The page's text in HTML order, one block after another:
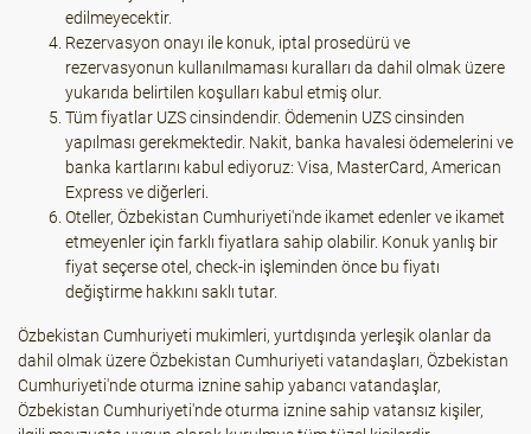
edilmeyecektir.
Rezervasyon onayı ile konuk, iptal prosedürü ve
rezervasyonun kullanılmaması kuralları da dahil olmak üzere
yukarıda belirtilen koşulları kabul etmiş olur.
Tüm fiyatlar UZS cinsindendir. Ödemenin UZS cinsinden
yapılması gerekmektedir. Nakit, banka havalesi ödemelerini ve
banka kartlarını kabul ediyoruz: Visa, MasterCard, American
Express ve diğerleri.
Oteller, Özbekistan Cumhuriyeti'nde ikamet edenler ve ikamet
etmeyenler için farklı fiyatlara sahip olabilir. Konuk yanlış bir
fiyat seçerse otel, check-in işleminden önce bu fiyatı
değiştirme hakkını saklı tutar.
Özbekistan Cumhuriyeti mukimleri, yurtdışında yerleşik olanlar da
dahil olmak üzere Özbekistan Cumhuriyeti vatandaşları, Özbekistan
Cumhuriyeti'nde oturma iznine sahip yabancı vatandaşlar,
Özbekistan Cumhuriyeti'nde oturma iznine sahip vatansız kişiler,